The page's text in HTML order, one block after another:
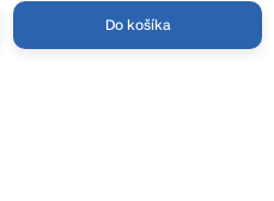
Do košíka